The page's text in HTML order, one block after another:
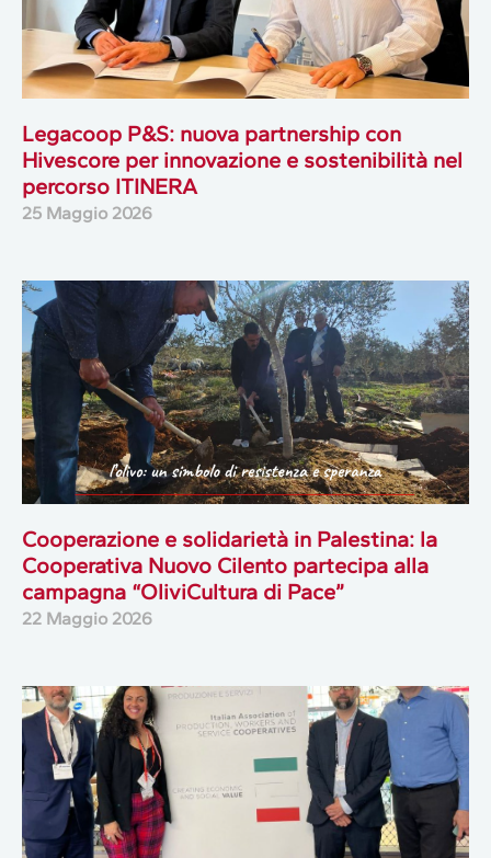
Legacoop P&S: nuova partnership con
Hivescore per innovazione e sostenibilità nel
percorso ITINERA
25 Maggio 2026
Cooperazione e solidarietà in Palestina: la
Cooperativa Nuovo Cilento partecipa alla
campagna “OliviCultura di Pace”
22 Maggio 2026